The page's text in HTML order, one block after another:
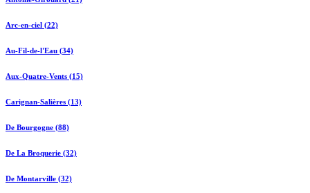
Arc-en-ciel (22)
Au-Fil-de-l'Eau (34)
Aux-Quatre-Vents (15)
Carignan-Salières (13)
De Bourgogne (88)
De La Broquerie (32)
De Montarville (32)